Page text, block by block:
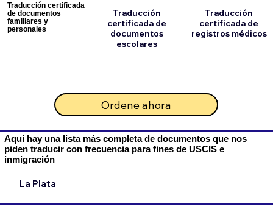
Traducción certificada
de documentos
familiares y
personales
Traducción
certificada de
documentos
escolares
Ordene ahora
Traducción
certificada de
registros médicos
Aquí hay una lista más completa de documentos que nos
piden traducir con frecuencia para fines de USCIS e
inmigración
La Plata